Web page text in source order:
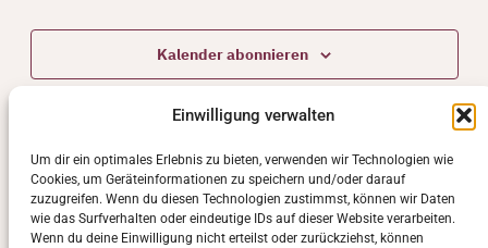
Einwilligung verwalten
Um dir ein optimales Erlebnis zu bieten, verwenden wir Technologien wie
Cookies, um Geräteinformationen zu speichern und/oder darauf
zuzugreifen. Wenn du diesen Technologien zustimmst, können wir Daten
wie das Surfverhalten oder eindeutige IDs auf dieser Website verarbeiten.
Wenn du deine Einwilligung nicht erteilst oder zurückziehst, können
Kalender abonnieren